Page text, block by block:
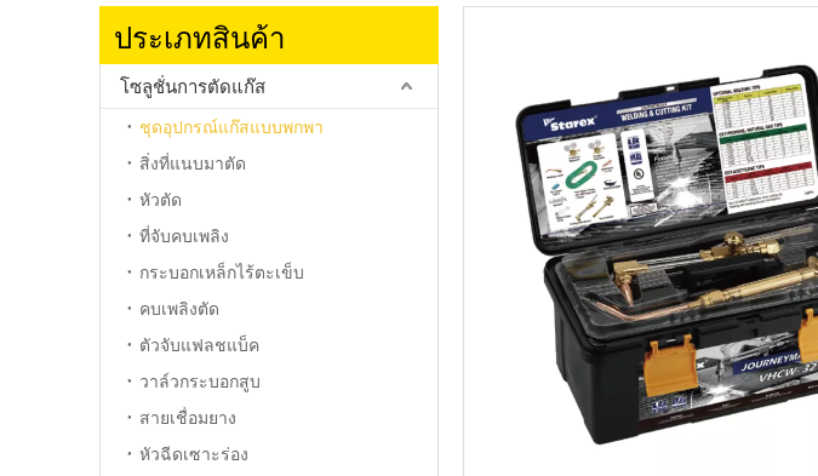
ประเภทสินค้า
โซลูชั่นการตัดแก๊ส
ชุดอุปกรณ์แก๊สแบบพกพา
สิ่งที่แนบมาตัด
หัวตัด
ที่จับคบเพลิง
กระบอกเหล็กไร้ตะเข็บ
คบเพลิงตัด
ตัวจับแฟลชแบ็ค
วาล์วกระบอกสูบ
สายเชื่อมยาง
หัวฉีดเซาะร่อง